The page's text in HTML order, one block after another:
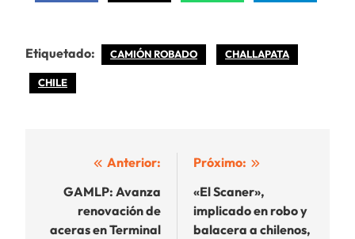
Etiquetado: CAMIÓN ROBADO CHALLAPATA
CHILE
Navegación
entradas
Anterior:
GAMLP: Avanza
renovación de
aceras en Terminal
Próximo:
«El Scaner»,
implicado en robo y
balacera a chilenos,